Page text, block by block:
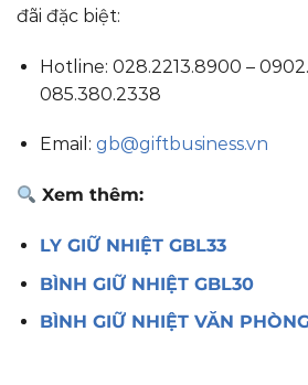
đãi đặc biệt:
Hotline: 028.2213.8900 –
085.380.2338
Email: gb@giftbusiness.vn
Xem thêm:
LY GIỮ NHIỆT GBL33
BÌNH GIỮ NHIỆT GBL30
BÌNH GIỮ NHIỆT VĂN